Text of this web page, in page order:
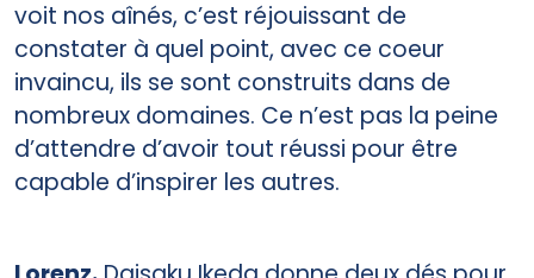
voit nos aînés, c’est réjouissant de
constater à quel point, avec ce coeur
invaincu, ils se sont construits dans de
nombreux domaines. Ce n’est pas la peine
d’attendre d’avoir tout réussi pour être
capable d’inspirer les autres.